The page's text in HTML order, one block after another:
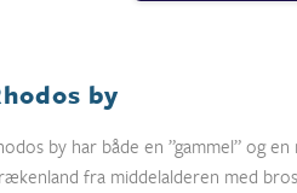
by
by har både en ”gammel” og
fra middelalderen med